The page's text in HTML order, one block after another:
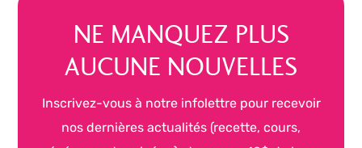
NE MANQUEZ PLUS
AUCUNE NOUVELLES
Inscrivez-vous à notre infolettre pour recevoir
nos dernières actualités (recette, cours,